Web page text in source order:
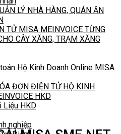
LÝ NHÀ HÀNG, QUÁN ĂN
TỬ MISA MEINVOICE TỪNG
CÂY XĂNG, TRẠM XĂNG
Hộ Kinh Doanh Online MISA
ĐƠN ĐIỆN TỬ HỘ KINH
HKD
Liệu HKD
nghiệp